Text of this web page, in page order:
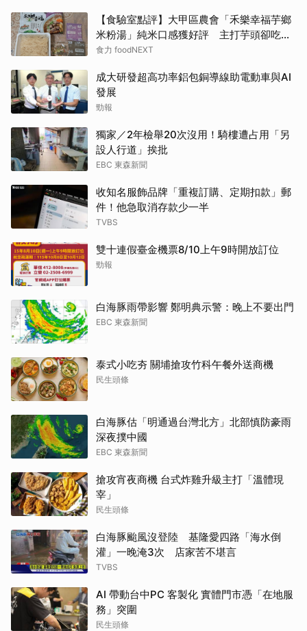
【食驗室點評】大甲區農會「禾樂幸福芋鄉
米粉湯」純米口感獲好評 主打芋頭卻吃不
到存在感
食力 foodNEXT
成大研發超高功率鋁包銅導線助電動車與AI
發展
勁報
獨家／2年檢舉20次沒用！騎樓遭占用「另
設人行道」挨批
EBC 東森新聞
收知名服飾品牌「重複訂購、定期扣款」郵
件！他急取消存款少一半
TVBS
雙十連假臺金機票8/10上午9時開放訂位
勁報
白海豚雨帶影響 鄭明典示警：晚上不要出門
EBC 東森新聞
泰式小吃夯 關埔搶攻竹科午餐外送商機
民生頭條
白海豚估「明通過台灣北方」北部慎防豪雨
深夜撲中國
EBC 東森新聞
搶攻宵夜商機 台式炸雞升級主打「溫體現
宰」
民生頭條
白海豚颱風沒登陸 基隆愛四路「海水倒
灌」一晚淹3次 店家苦不堪言
TVBS
AI 帶動台中PC 客製化 實體門市憑「在地服
務」突圍
民生頭條